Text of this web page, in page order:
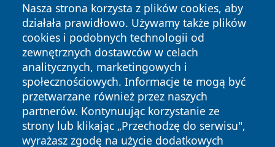
Nasza strona korzysta z plików cookies, aby
działała prawidłowo. Używamy także plików
cookies i podobnych technologii od
zewnętrznych dostawców w celach
analitycznych, marketingowych i
społecznościowych. Informacje te mogą być
przetwarzane również przez naszych
partnerów. Kontynuując korzystanie ze
strony lub klikając „Przechodzę do serwisu",
wyrażasz zgodę na użycie dodatkowych
Copyright © 2026 belchatowski24.pl Wszystkie prawa
zastrzeżone.
News Autorzy
Polityka
Prywatności
Polityka
Cookies